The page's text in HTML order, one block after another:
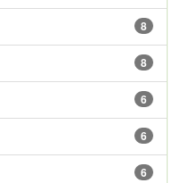
8
8
6
6
6